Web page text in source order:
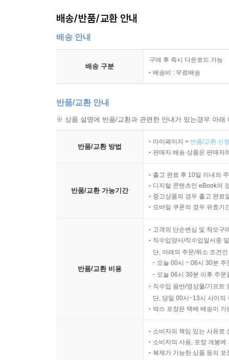
배송/반품/교환 안내
배송 안내
배송 구분
구매 후 즉시 다운로드 가능
배송비 : 무료배송
반품/교환 안내
※ 상품 설명에 반품/교환과 관련한 안내가 있는경우 아
반품/교환 방법
마이페이지 > 반품/교환 신
판매자 배송 상품은 판매자
반품/교환 가능기간
출고 완료 후 10일 이내의
디지털 콘텐츠인 eBook의
중고상품의 경우 출고 완료
모바일 쿠폰의 경우 유효기
반품/교환 비용
고객의 단순변심 및 착오구
직수입양서/직수입일서중
단, 아래의 주문/취소 조건
오늘 00시 ~ 06시 30분
오늘 06시 30분 이후 주
직수입 음반/영상물/기프트
단, 당일 00시~13시 사이의
박스 포장은 택배 배송이
소비자의 책임 있는 사유로
소비자의 사용, 포장 개봉
복제가 가능한 상품 등의